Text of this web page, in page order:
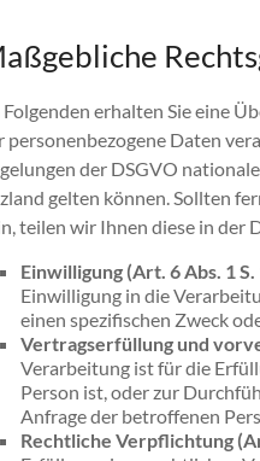
Folgenden erhalten Sie eine
personenbezogene Daten
der DSGVO
gelten können. Sollten
teilen wir Ihnen diese in der
Einwilligung (Art. 6 Abs. 1
Einwilligung in die
einen spezifischen Zweck
Vertragserfüllung und
Verarbeitung ist für die
Person ist, oder zur
Anfrage der betroffenen
Rechtliche Verpflichtung